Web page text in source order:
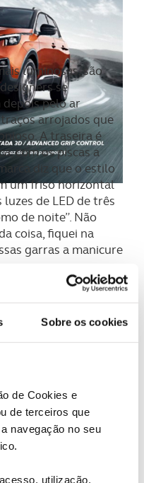
Sobre os cookies
de Cookies e
de terceiros que
navegação no seu
utilização,
luminosas, são
se
depois pelo ar
arrojados que
A traseira é
com os piscas a
diz que o estilo
um friso horizontal
de LED de três
de noite”. Não
coisa, fiquei na
garras a manicure
de diversões
pequeno e achatado
discreto
em piano do
ao mundo das
touch e muito
e personaliza a
faz as delícias das